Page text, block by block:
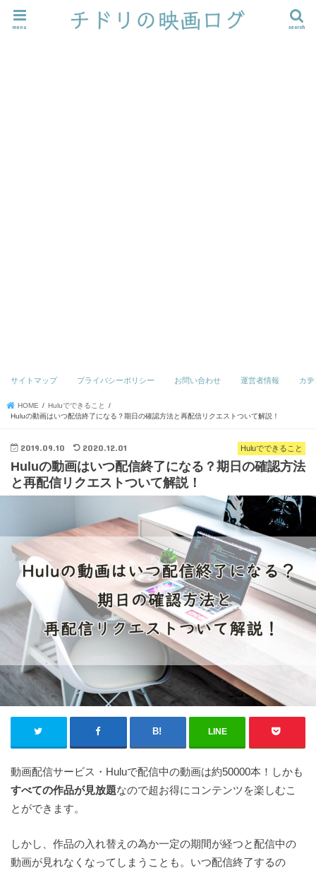
search
menu
サイトマップ プライバシーポリシー お問い合わせ 運営者情報 カ
HOME
Huluでできること
Huluの動画はいつ配信終了になる？期日の確認方法と再配信リクエストついて解説！
Huluでできること
2019.09.10 2020.12.01
Huluの動画はいつ配信終了になる？期日の確認方法
と再配信リクエストついて解説！
LINE
動画配信サービス・Huluで配信中の動画は約50000本！しかも
すべての作品が見放題なので超お得にコンテンツを楽しむこ
とができます。
しかし、作品の入れ替えの為か一定の期間が経つと配信中の
動画が見れなくなってしまうことも。いつ配信終了するの